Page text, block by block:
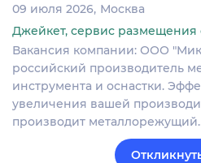
09 июля 2026 Москва
Джейкет, сервис размещения
Вакансия компании: ООО
российский производитель
инструмента и оснастки.
увеличения вашей
производит